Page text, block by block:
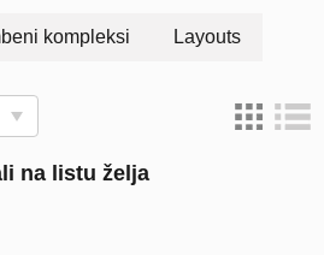
kompleksi Layouts
na listu želja